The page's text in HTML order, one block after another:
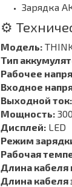
Зарядка
⚙️
Модель:
Тип
Рабочее
Входное
Выходной ток:
Мощность:
Дисплей: LED
Режим
Рабочая
Длина кабеля
Длина кабеля